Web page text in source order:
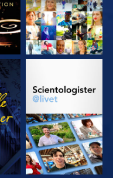
UDFORSK SERIEN